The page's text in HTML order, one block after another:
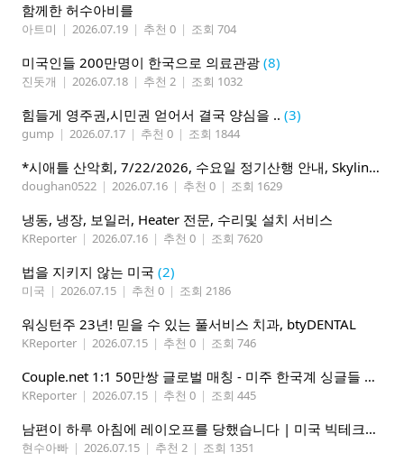
함께한 허수아비를
아트미 | 2026.07.19 | 추천 0 | 조회 704
미국인들 200만명이 한국으로 의료관광 (8)
진돗개 | 2026.07.18 | 추천 2 | 조회 1032
힘들게 영주권,시민권 얻어서 결국 양심을 .. (3)
gump | 2026.07.17 | 추천 0 | 조회 1844
*시애틀 산악회, 7/22/2026, 수요일 정기산행 안내, Skyline Trail Loop(Mt. Rainier)*
doughan0522 | 2026.07.16 | 추천 0 | 조회 1629
냉동, 냉장, 보일러, Heater 전문, 수리및 설치 서비스
KReporter | 2026.07.16 | 추천 0 | 조회 7620
법을 지키지 않는 미국 (2)
미국 | 2026.07.15 | 추천 0 | 조회 2186
워싱턴주 23년! 믿을 수 있는 풀서비스 치과, btyDENTAL
KReporter | 2026.07.15 | 추천 0 | 조회 746
Couple.net 1:1 50만쌍 글로벌 매칭 - 미주 한국계 싱글들 모이세요
KReporter | 2026.07.15 | 추천 0 | 조회 445
남편이 하루 아침에 레이오프를 당했습니다 | 미국 빅테크의 현실
현수아빠 | 2026.07.15 | 추천 2 | 조회 1351